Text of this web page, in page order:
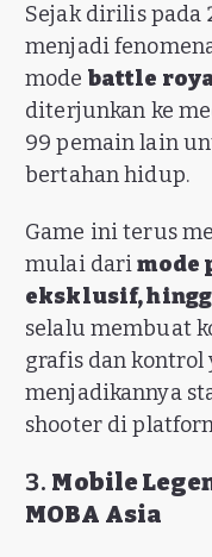
Sejak dirilis pada
menjadi
mode battle
diterjunkan ke
99 pemain lain
bertahan hidup.
Game ini terus
mulai darimode
eksklusif,
selalu membuat
grafis dan
menjadikannya
shooter di
3. Mobile
MOBA Asia